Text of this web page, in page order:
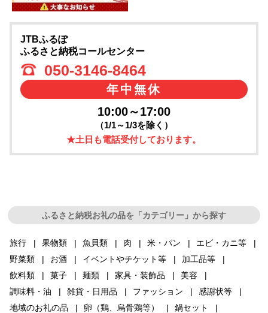
JTBふるぽ
ふるさと納税コールセンター
050-3146-8464
年中無休
10:00～17:00
（1/1～1/3を除く）
★土日も電話受付しております。
ふるさと納税お礼の品を「カテゴリー」から探す
旅行 果物類 魚貝類 肉 米・パン
エビ・カニ等
野菜類
お酒 イベントやチケット等
加工品等
飲料類
菓子 麺類 家具・装飾品
美容
調味料・油
雑貨・日用品 ファッション
感謝状等
地域のお礼の品
卵（鶏、烏骨鶏等）
鍋セット